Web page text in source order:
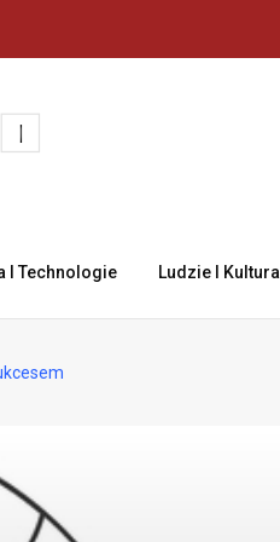
I Technologie Ludzie I Kultura